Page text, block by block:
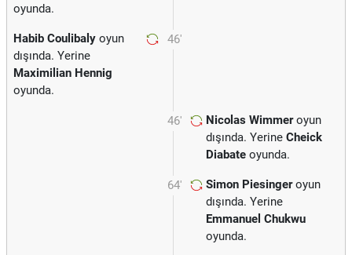
oyunda.
46'
Habib Coulibaly oyun
dışında. Yerine
Maximilian Hennig
oyunda.
46' Nicolas Wimmeroyun
dışında. Yerine Cheick
Diabate oyunda.
64' Simon Piesingeroyun
dışında. Yerine
Emmanuel Chukwu
oyunda.